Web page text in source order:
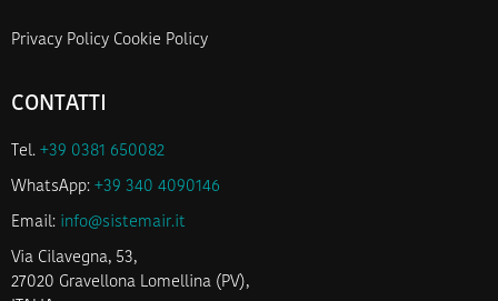
Privacy Policy Cookie Policy
CONTATTI
Tel. +39 0381 650082
WhatsApp: +39 340 4090146
Email: info@sistemair.it
Via Cilavegna, 53,
27020 Gravellona Lomellina (PV),